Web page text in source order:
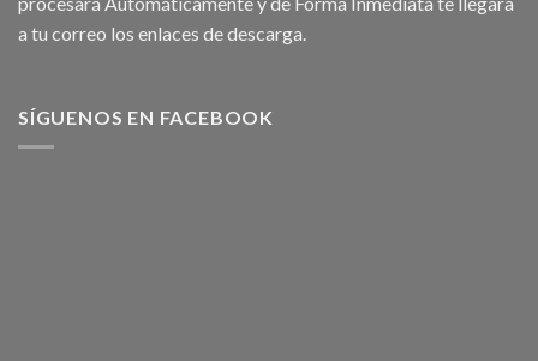
a tu correo los enlaces de descarga.
SÍGUENOS EN FACEBOOK